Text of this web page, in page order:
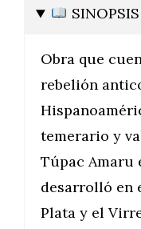
SINOPSIS
Obra que
rebelión
temerario y
Túpac Amaru
desarrolló en
Plata y el